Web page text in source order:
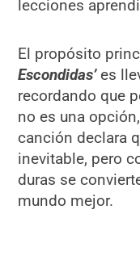
lecciones
El propósito
Escondidas’es
recordando que
no es una
canción declara
inevitable, pero
duras se
mundo mejor.